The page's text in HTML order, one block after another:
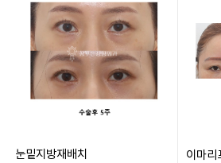
눈밑지방재배치 이마리